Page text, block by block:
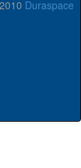
Duraspace